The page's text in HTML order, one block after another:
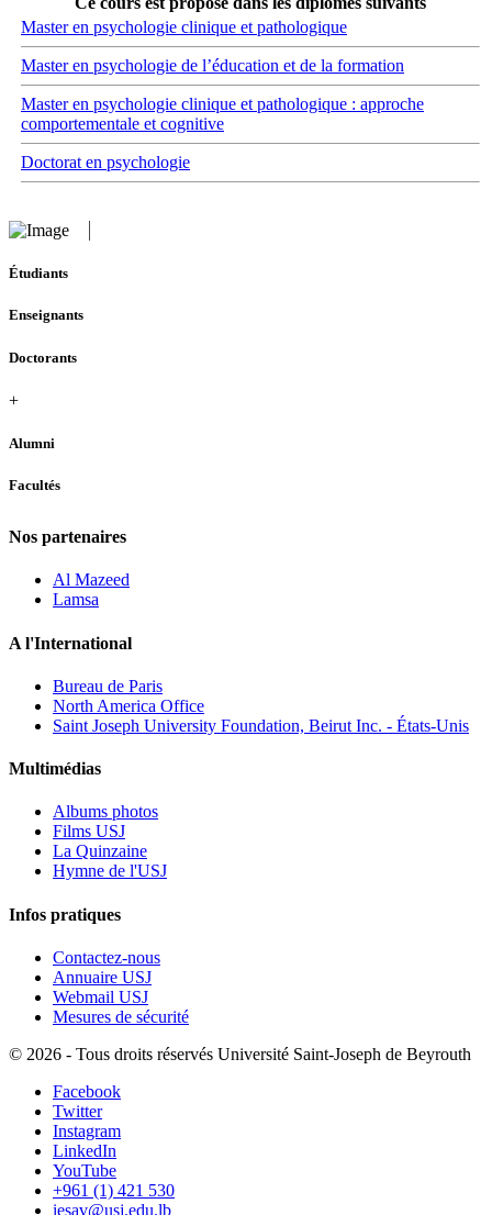
Master en psychologie clinique et pathologique
Master en psychologie de l’éducation et de la formation
Master en psychologie clinique et pathologique : approche
comportementale et cognitive
Doctorat en psychologie
Étudiants
Enseignants
Doctorants
+
Alumni
Facultés
Nos partenaires
Al Mazeed
Lamsa
A l'International
Bureau de Paris
North America Office
Saint Joseph University Foundation, Beirut Inc. - États-Unis
Multimédias
Albums photos
Films USJ
La Quinzaine
Hymne de l'USJ
Infos pratiques
Contactez-nous
Annuaire USJ
Webmail USJ
Mesures de sécurité
© 2026 - Tous droits réservés Université Saint-Joseph de Beyrouth
Facebook
Twitter
Instagram
LinkedIn
YouTube
+961 (1) 421 530
iesav@usj.edu.lb